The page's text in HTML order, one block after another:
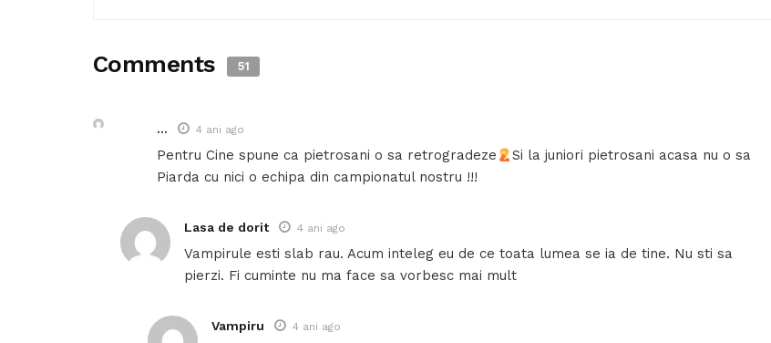
Comments 51
… 4 ani ago
Pentru Cine spune ca pietrosani o sa retrogradeze
Si la juniori pietrosani acasa nu o sa
Piarda cu nici o echipa din campionatul nostru !!!
Lasa de dorit 4 ani ago
Vampirule esti slab rau. Acum inteleg eu de ce toata lumea se ia de tine. Nu sti sa
pierzi. Fi cuminte nu ma face sa vorbesc mai mult
Vampiru 4 ani ago